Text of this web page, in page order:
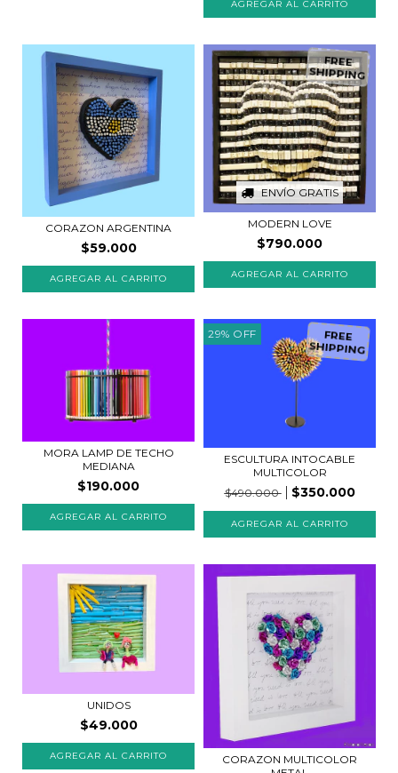
CORAZON ARGENTINA
$59.000
ENVÍO GRATIS
FREE
SHIPPING
MODERN LOVE
$790.000
MORA LAMP DE TECHO
MEDIANA
$190.000
29% OFF FREE
SHIPPING
ESCULTURA INTOCABLE
MULTICOLOR
$490.000
$350.000
UNIDOS
$49.000
CORAZON MULTICOLOR